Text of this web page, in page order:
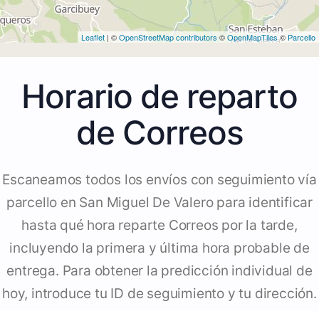
Leaflet | ©OpenStreetMap contributors ©OpenMapTiles© Parcello
Horario de reparto
de Correos
Escaneamos todos los envíos con seguimiento vía
parcello en San Miguel De Valero para identificar
hasta qué hora reparte Correos por la tarde,
incluyendo la primera y última hora probable de
entrega. Para obtener la predicción individual de
hoy, introduce tu ID de seguimiento y tu dirección.